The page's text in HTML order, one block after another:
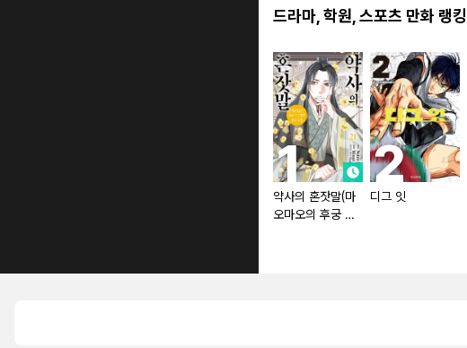
드라마, 학원, 스포츠 만화 랭킹
약사의 혼잣말(마
오마오의 후궁 수
디그 잇